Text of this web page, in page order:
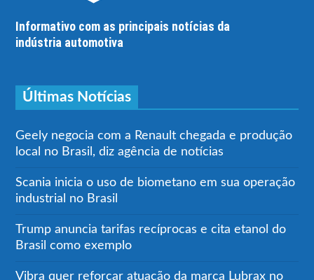
Informativo com as principais notícias da
indústria automotiva
Últimas Notícias
Geely negocia com a Renault chegada e produção
local no Brasil, diz agência de notícias
Scania inicia o uso de biometano em sua operação
industrial no Brasil
Trump anuncia tarifas recíprocas e cita etanol do
Brasil como exemplo
Vibra quer reforçar atuação da marca Lubrax no